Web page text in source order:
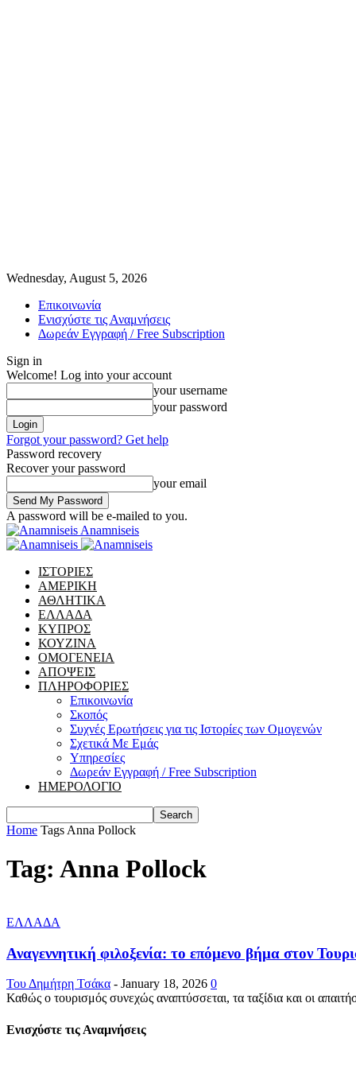
Wednesday, August 5, 2026
Επικοινωνία
Ενισχύστε τις Αναμνήσεις
Δωρεάν Εγγραφή / Free Subscription
Sign in
Welcome! Log into your account
your username
your password
Forgot your password? Get help
Password recovery
Recover your password
your email
A password will be e-mailed to you.
Anamniseis
ΙΣΤΟΡΙΕΣ
ΑΜΕΡΙΚΗ
ΑΘΛΗΤΙΚΑ
ΕΛΛΑΔΑ
ΚΥΠΡΟΣ
ΚΟΥΖΙΝΑ
ΟΜΟΓΕΝΕΙΑ
ΑΠΟΨΕΙΣ
ΠΛΗΡΟΦΟΡΙΕΣ
Επικοινωνία
Σκοπός
Συχνές Ερωτήσεις για τις Ιστορίες των Ομογενών
Σχετικά Με Εμάς
Υπηρεσίες
Δωρεάν Εγγραφή / Free Subscription
ΗΜΕΡΟΛΟΓΙΟ
Home Tags Anna Pollock
Tag: Anna Pollock
ΕΛΛΑΔΑ
Αναγεννητική φιλοξενία: το επόμενο βήμα στον
Του Δημήτρη Τσάκα - January 18, 2026 0
Καθώς ο τουρισμός συνεχώς αναπτύσσεται, τα ταξίδια και οι
Ενισχύστε τις Αναμνήσεις